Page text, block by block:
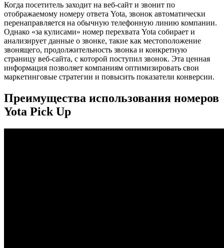
Когда посетитель заходит на веб-сайт и звонит по
отображаемому номеру ответа Yota, звонок автоматически
перенаправляется на обычную телефонную линию компании.
Однако «за кулисами» номер перехвата Yota собирает и
анализирует данные о звонке, такие как местоположение
звонящего, продолжительность звонка и конкретную
страницу веб-сайта, с которой поступил звонок. Эта ценная
информация позволяет компаниям оптимизировать свои
маркетинговые стратегии и повысить показатели конверсии.
Преимущества использования номеров
Yota Pick Up